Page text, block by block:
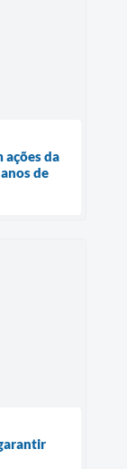
ações da
de